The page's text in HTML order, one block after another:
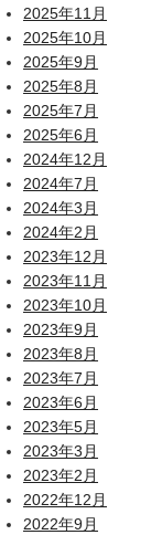
2025年11月
2025年10月
2025年9月
2025年8月
2025年7月
2025年6月
2024年12月
2024年7月
2024年3月
2024年2月
2023年12月
2023年11月
2023年10月
2023年9月
2023年8月
2023年7月
2023年6月
2023年5月
2023年3月
2023年2月
2022年12月
2022年9月